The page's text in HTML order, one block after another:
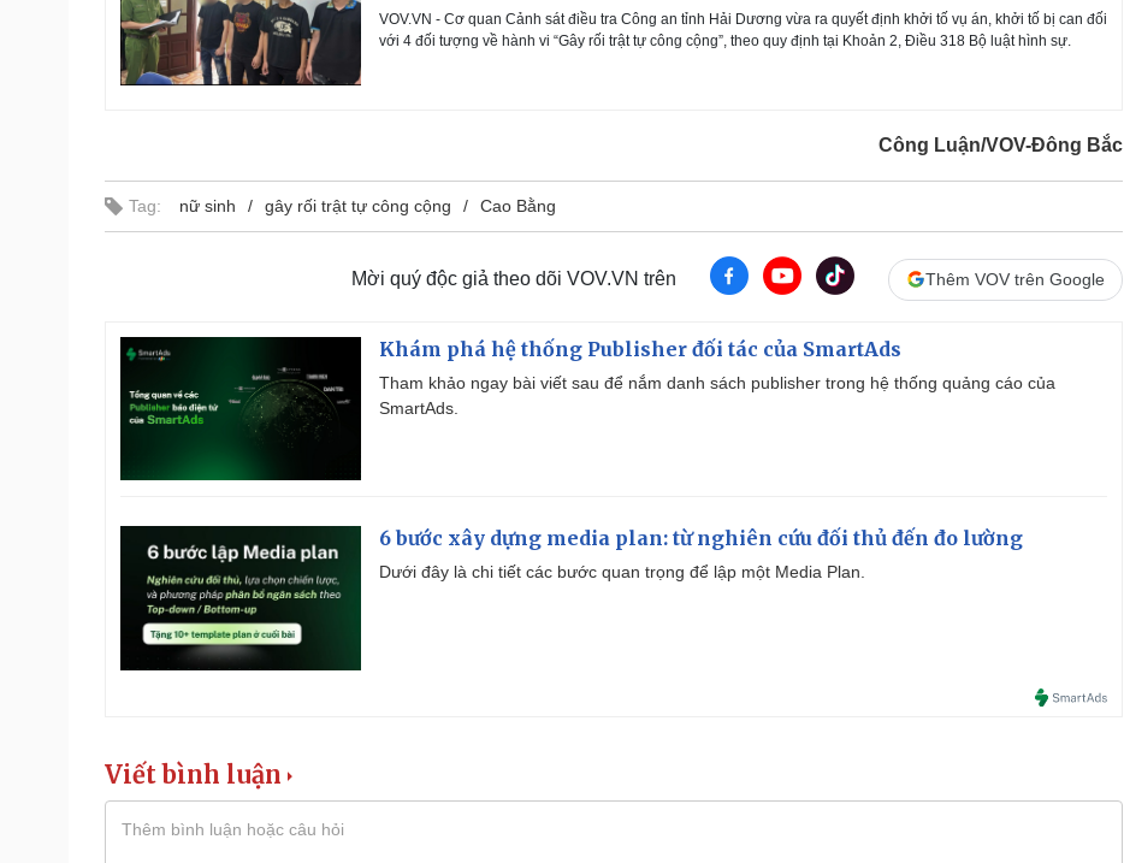
VOV.VN - Cơ quan Cảnh sát điều tra Công an tỉnh Hải Dương vừa ra quyết định khởi tố vụ án, khởi tố bị can đối
với 4 đối tượng về hành vi “Gây rối trật tự công cộng”, theo quy định tại Khoản 2, Điều 318 Bộ luật hình sự.
Công Luận/VOV-Đông Bắc
Tag: nữ sinh gây rối trật tự công cộng Cao Bằng
Mời quý độc giả theo dõi VOV.VN trên Thêm VOV trên Google
Khám phá hệ thống Publisher đối tác của SmartAds
Tham khảo ngay bài viết sau để nắm danh sách publisher trong hệ thống quảng cáo của
SmartAds.
6 bước xây dựng media plan: từ nghiên cứu đối thủ đến đo lường
Dưới đây là chi tiết các bước quan trọng để lập một Media Plan.
Viết bình luận